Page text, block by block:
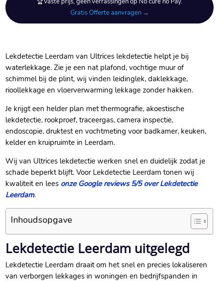
Gratis Offerte aanvragen →
Lekdetectie Leerdam van Ultrices lekdetectie helpt je bij
waterlekkage.​ Zie je een nat plafond, vochtige muur of
schimmel bij de plint, wij vinden leidinglek, daklekkage,
rioollekkage en vloerverwarming lekkage zonder hakken.​
Je krijgt een helder plan met thermografie, akoestische
lekdetectie, rookproef, traceergas, camera inspectie,
endoscopie, druktest en vochtmeting voor badkamer, keuken,
kelder en kruipruimte in Leerdam.​
Wij van Ultrices lekdetectie werken snel en duidelijk zodat je
schade beperkt blijft.​ Voor Lekdetectie Leerdam tonen wij
kwaliteit en lees onze Google reviews 5/5 over Lekdetectie
Leerdam.​
Inhoudsopgave
Lekdetectie Leerdam uitgelegd
Lekdetectie Leerdam draait om het snel en precies lokaliseren
van verborgen lekkages in woningen en bedrijfspanden in